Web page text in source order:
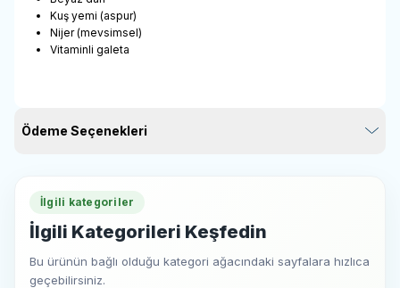
Kuş yemi (aspur)
Nijer (mevsimsel)
Vitaminli galeta
Ödeme Seçenekleri
İlgili kategoriler
İlgili Kategorileri Keşfedin
Bu ürünün bağlı olduğu kategori ağacındaki sayfalara hızlıca
geçebilirsiniz.